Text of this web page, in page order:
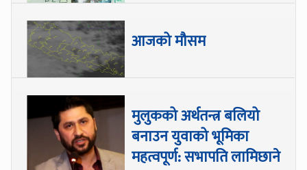
आजको मौसम
मुलुकको अर्थतन्त्र बलियो
बनाउन युवाको भूमिका
महत्वपूर्ण: सभापति लामिछाने